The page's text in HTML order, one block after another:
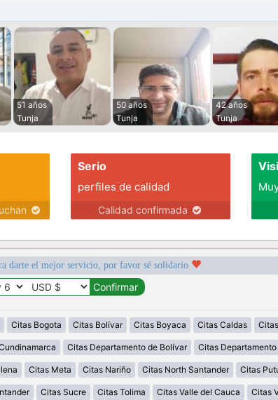
51 años
Tunja
50 años
Tunja
42 años
Tunja
Serio
perfiles de calidad
Calidad confirmada
darte el mejor servicio, por favor sé solidario
Citas Bogota Citas Bolívar Citas Boyaca Citas Caldas
Citas Departamento de Bolívar Citas
Citas Meta Citas Nariño Citas North Santander Citas
Citas Sucre Citas Tolima Citas Valle del Cauca Citas